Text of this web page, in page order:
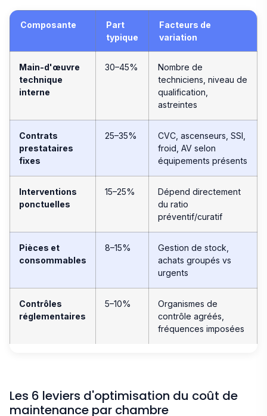
Composante
Part
typique
Facteurs de
variation
Main-d'œuvre
technique
interne
30–45%
Nombre de
techniciens, niveau de
qualification,
astreintes
Contrats
prestataires
fixes
25–35%
CVC, ascenseurs, SSI,
froid, AV selon
équipements présents
Interventions
ponctuelles
15–25%
Dépend directement
du ratio
préventif/curatif
Pièces et
consommables
8–15%
Gestion de stock,
achats groupés vs
urgents
Contrôles
réglementaires
5–10%
Organismes de
contrôle agréés,
fréquences imposées
Les 6 leviers d'optimisation du coût de
maintenance par chambre